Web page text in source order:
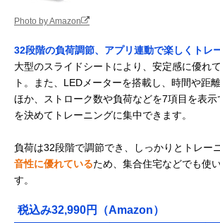
Photo by Amazon
32段階の負荷調節、アプリ連動で楽しくトレ
大型のスライドシートにより、安定感に優れ
ト。また、LEDメーターを搭載し、時間や距
ほか、ストローク数や負荷などを7項目を表
を決めてトレーニングに集中できます。
負荷は32段階で調節でき、しっかりとトレー
音性に優れているため、集合住宅などでも使
す。
税込み32,990円（Amazon）